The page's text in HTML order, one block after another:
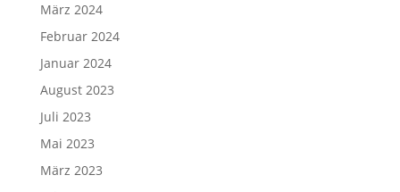
März 2024
Februar 2024
Januar 2024
August 2023
Juli 2023
Mai 2023
März 2023